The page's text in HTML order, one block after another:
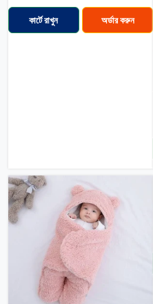
কার্টে রাখুন অর্ডার করুন